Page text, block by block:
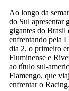
Ao longo da
do Sul apresentar
gigantes do Brasil
enfrentando pela
dia 2, o primeiro
Fluminense e
ao título sul-
Flamengo, que
enfrentar o Racing.